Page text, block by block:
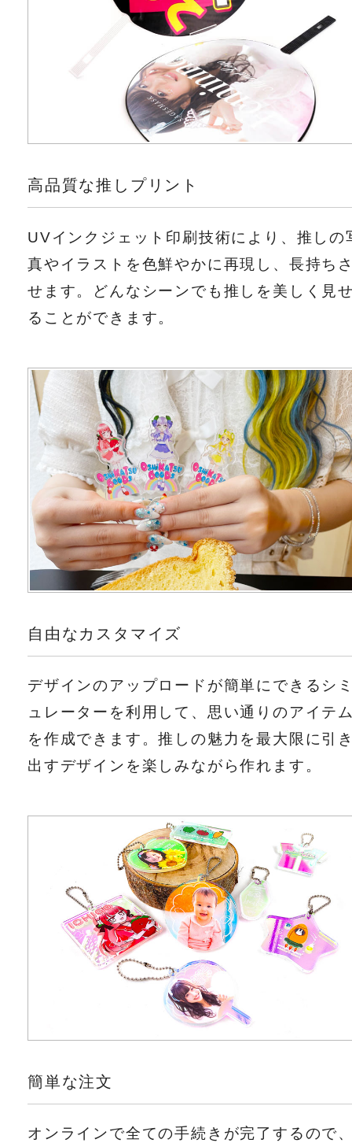
高品質な推しプリント
UVインクジェット印刷技術により、推しの
真やイラストを色鮮やかに再現し、長持ち
せます。どんなシーンでも推しを美しく見
ることができます。
自由なカスタマイズ
デザインのアップロードが簡単にできるシ
ュレーターを利用して、思い通りのアイテ
を作成できます。推しの魅力を最大限に引
出すデザインを楽しみながら作れます。
簡単な注文
オンラインで全ての手続きが完了するので